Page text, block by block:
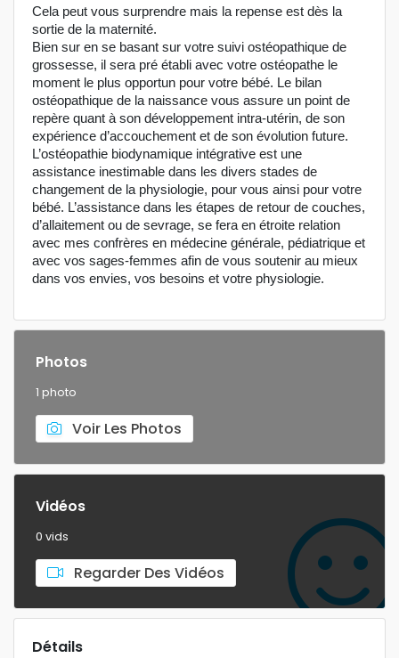
Cela peut vous surprendre mais la repense est dès la
sortie de la maternité.
Bien sur en se basant sur votre suivi ostéopathique de
grossesse, il sera pré établi avec votre ostéopathe le
moment le plus opportun pour votre bébé. Le bilan
ostéopathique de la naissance vous assure un point de
repère quant à son développement intra-utérin, de son
expérience d’accouchement et de son évolution future.
L’ostéopathie biodynamique intégrative est une
assistance inestimable dans les divers stades de
changement de la physiologie, pour vous ainsi pour votre
bébé. L’assistance dans les étapes de retour de couches,
d’allaitement ou de sevrage, se fera en étroite relation
avec mes confrères en médecine générale, pédiatrique et
avec vos sages-femmes afin de vous soutenir au mieux
dans vos envies, vos besoins et votre physiologie.
Photos
1 photo
Voir Les Photos
Vidéos
0 vids
Regarder Des Vidéos
Détails